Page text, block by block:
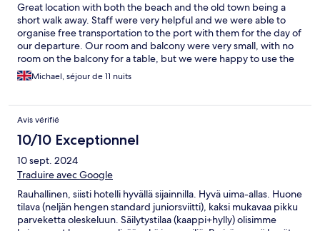
Great location with both the beach and the old town being a
short walk away. Staff were very helpful and we were able to
organise free transportation to the port with them for the day of
our departure. Our room and balcony were very small, with no
room on the balcony for a table, but we were happy to use the
shared terrace instead.
Michael, séjour de 11 nuits
Avis vérifié
10/10 Exceptionnel
10 sept. 2024
Traduire avec Google
Rauhallinen, siisti hotelli hyvällä sijainnilla. Hyvä uima-allas. Huone
tilava (neljän hengen standard juniorsviitti), kaksi mukavaa pikku
parveketta oleskeluun. Säilytystilaa (kaappi+hylly) olisimme